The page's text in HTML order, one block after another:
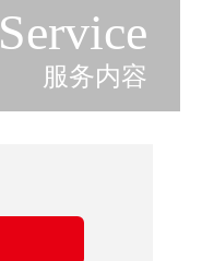
Service
服务内容